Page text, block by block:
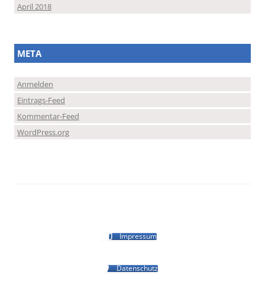
April 2018
META
Anmelden
Eintrags-Feed
Kommentar-Feed
WordPress.org
Impressum
Datenschutz